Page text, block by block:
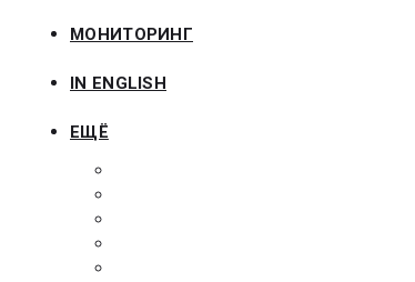
МОНИТОРИНГ
IN ENGLISH
ЕЩЁ